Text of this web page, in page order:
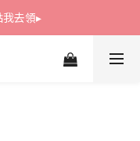
去領▸
去領▸